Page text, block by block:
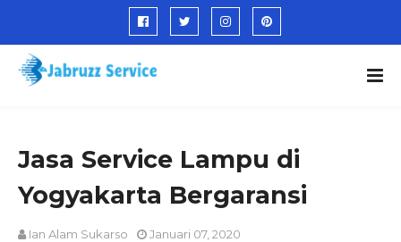
Jasa Service Lampu di
Yogyakarta Bergaransi
Ian Alam Sukarso Januari 07, 2020